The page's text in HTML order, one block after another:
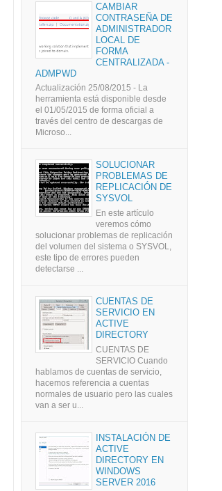
CAMBIAR
CONTRASEÑA DE
ADMINISTRADOR
LOCAL DE
FORMA
CENTRALIZADA -
ADMPWD
Actualización 25/08/2015 - La
herramienta está disponible desde
el 01/05/2015 de forma oficial a
través del centro de descargas de
Microso...
SOLUCIONAR
PROBLEMAS DE
REPLICACIÓN DE
SYSVOL
En este artículo
veremos cómo
solucionar problemas de replicación
del volumen del sistema o SYSVOL,
este tipo de errores pueden
detectarse ...
CUENTAS DE
SERVICIO EN
ACTIVE
DIRECTORY
CUENTAS DE
SERVICIO Cuando
hablamos de cuentas de servicio,
hacemos referencia a cuentas
normales de usuario pero las cuales
van a ser u...
INSTALACIÓN DE
ACTIVE
DIRECTORY EN
WINDOWS
SERVER 2016